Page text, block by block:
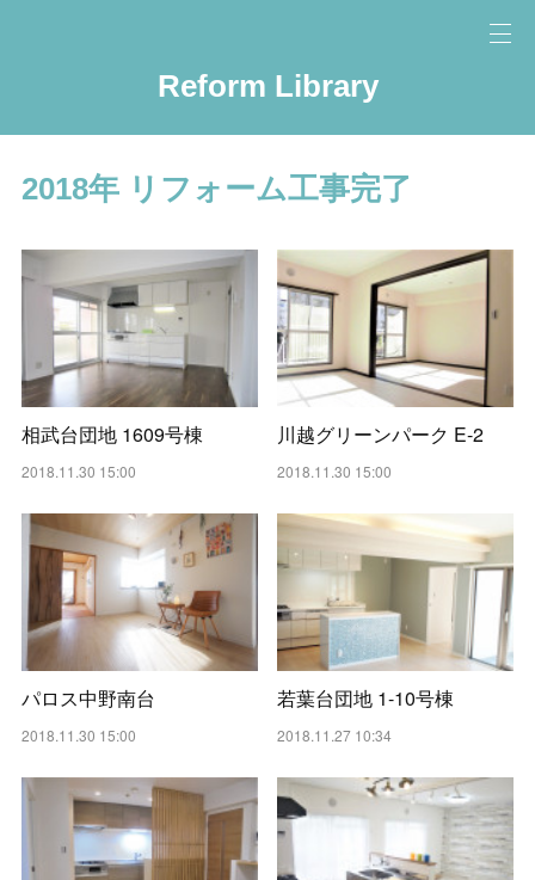
Reform Library
2018年 リフォーム工事完了
相武台団地 1609号棟
2018.11.30 15:00
川越グリーンパーク E-2
2018.11.30 15:00
パロス中野南台
2018.11.30 15:00
若葉台団地 1-10号棟
2018.11.27 10:34